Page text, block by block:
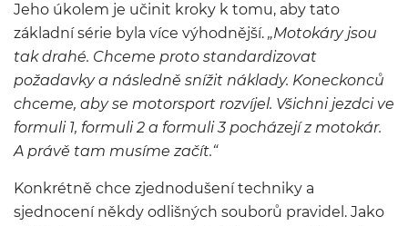
Jeho úkolem je učinit kroky k tomu, aby tato
základní série byla více výhodnější. „Motokáry jsou
tak drahé. Chceme proto standardizovat
požadavky a následně snížit náklady. Koneckonců
chceme, aby se motorsport rozvíjel. Všichni jezdci ve
formuli 1, formuli 2 a formuli 3 pocházejí z motokár.
A právě tam musíme začít.“
Konkrétně chce zjednodušení techniky a
sjednocení někdy odlišných souborů pravidel. Jako